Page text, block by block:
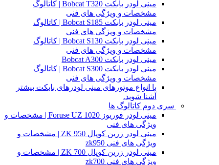
مینی لودر بابکت Bobcat T320 | کاتالوگ
مشخصات و ویژگی های فنی
مینی لودر بابکت Bobcat S185 | کاتالوگ
مشخصات و ویژگی های فنی
مینی لودر بابکت Bobcat S130 | کاتالوگ
مشخصات و ویژگی های فنی
مینی لودر بابکت Bobcat A300
مینی لودر بابکت Bobcat S300 | کاتالوگ
مشخصات و ویژگی های فنی
با انواع موتورهای مینی لودرهای بابکت بیشتر
آشنا شوید.
سری دوم کاتالوگ ها
مینی لودر فوریوز Foruse UZ 1020 | مشخصات و
ویژگی های فنی
مینی لودر زرین کوپال ZK 950 | مشخصات و
ویژگی های فنی zk950
مینی لودر زرین کوپال ZK 700 | مشخصات و
ویژگی های فنی zk700